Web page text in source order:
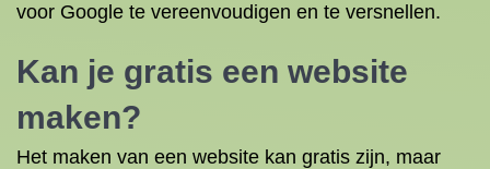
voor Google te vereenvoudigen en te versnellen.
Kan je gratis een website
maken?
Het maken van een website kan gratis zijn, maar